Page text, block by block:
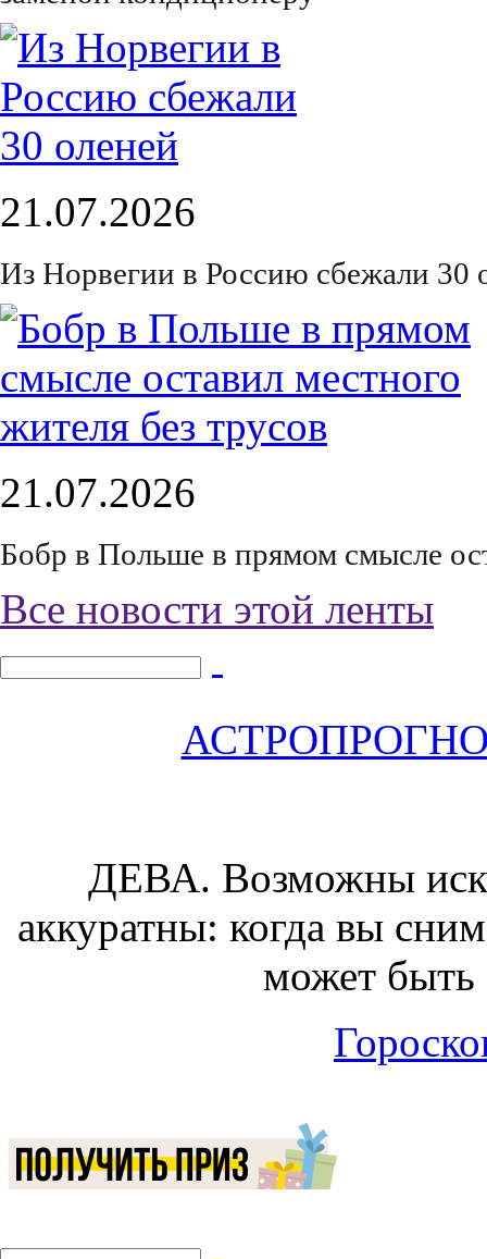
21.07.2026
Из Норвегии в Россию сбежали 30
21.07.2026
Бобр в Польше в прямом смысле
Все новости этой ленты
ДЕВА. Возможны
аккуратны: когда вы
может быть